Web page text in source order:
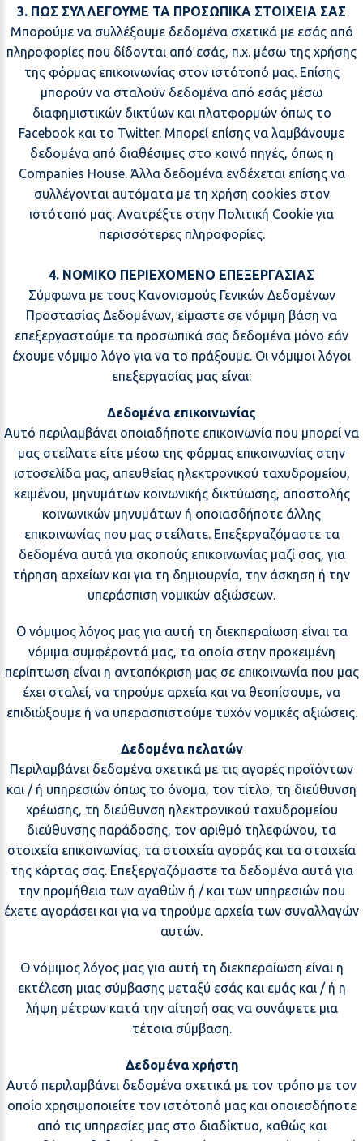
3. ΠΩΣ ΣΥΛΛΕΓΟΥΜΕ ΤΑ ΠΡΟΣΩΠΙΚΑ ΣΤΟΙΧΕΙΑ ΣΑΣ
Μπορούμε να συλλέξουμε δεδομένα σχετικά με εσάς από
πληροφορίες που δίδονται από εσάς, π.χ. μέσω της χρήσης
της φόρμας επικοινωνίας στον ιστότοπό μας. Επίσης
μπορούν να σταλούν δεδομένα από εσάς μέσω
διαφημιστικών δικτύων και πλατφορμών όπως το
Facebook και το Twitter. Μπορεί επίσης να λαμβάνουμε
δεδομένα από διαθέσιμες στο κοινό πηγές, όπως η
Companies House. Άλλα δεδομένα ενδέχεται επίσης να
συλλέγονται αυτόματα με τη χρήση cookies στον
ιστότοπό μας. Ανατρέξτε στην Πολιτική Cookie για
περισσότερες πληροφορίες.
4. ΝΟΜΙΚΟ ΠΕΡΙΕΧΟΜΕΝΟ ΕΠΕΞΕΡΓΑΣΙΑΣ
Σύμφωνα με τους Κανονισμούς Γενικών Δεδομένων
Προστασίας Δεδομένων, είμαστε σε νόμιμη βάση να
επεξεργαστούμε τα προσωπικά σας δεδομένα μόνο εάν
έχουμε νόμιμο λόγο για να το πράξουμε. Οι νόμιμοι λόγοι
επεξεργασίας μας είναι:
Δεδομένα επικοινωνίας
Αυτό περιλαμβάνει οποιαδήποτε επικοινωνία που μπορεί να
μας στείλατε είτε μέσω της φόρμας επικοινωνίας στην
ιστοσελίδα μας, απευθείας ηλεκτρονικού ταχυδρομείου,
κειμένου, μηνυμάτων κοινωνικής δικτύωσης, αποστολής
κοινωνικών μηνυμάτων ή οποιασδήποτε άλλης
επικοινωνίας που μας στείλατε. Επεξεργαζόμαστε τα
δεδομένα αυτά για σκοπούς επικοινωνίας μαζί σας, για
τήρηση αρχείων και για τη δημιουργία, την άσκηση ή την
υπεράσπιση νομικών αξιώσεων.
Ο νόμιμος λόγος μας για αυτή τη διεκπεραίωση είναι τα
νόμιμα συμφέροντά μας, τα οποία στην προκειμένη
περίπτωση είναι η ανταπόκριση μας σε επικοινωνία που μας
έχει σταλεί, να τηρούμε αρχεία και να θεσπίσουμε, να
επιδιώξουμε ή να υπερασπιστούμε τυχόν νομικές αξιώσεις.
Δεδομένα πελατών
Περιλαμβάνει δεδομένα σχετικά με τις αγορές προϊόντων
και / ή υπηρεσιών όπως το όνομα, τον τίτλο, τη διεύθυνση
χρέωσης, τη διεύθυνση ηλεκτρονικού ταχυδρομείου
διεύθυνσης παράδοσης, τον αριθμό τηλεφώνου, τα
στοιχεία επικοινωνίας, τα στοιχεία αγοράς και τα στοιχεία
της κάρτας σας. Επεξεργαζόμαστε τα δεδομένα αυτά για
την προμήθεια των αγαθών ή / και των υπηρεσιών που
έχετε αγοράσει και για να τηρούμε αρχεία των συναλλαγών
αυτών.
Ο νόμιμος λόγος μας για αυτή τη διεκπεραίωση είναι η
εκτέλεση μιας σύμβασης μεταξύ εσάς και εμάς και / ή η
λήψη μέτρων κατά την αίτησή σας να συνάψετε μια
τέτοια σύμβαση.
Δεδομένα χρήστη
Αυτό περιλαμβάνει δεδομένα σχετικά με τον τρόπο με τον
οποίο χρησιμοποιείτε τον ιστότοπό μας και οποιεσδήποτε
από τις υπηρεσίες μας στο διαδίκτυο, καθώς και